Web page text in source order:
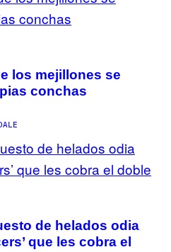
los mejillones se
conchas
de helados odia
que les cobra el